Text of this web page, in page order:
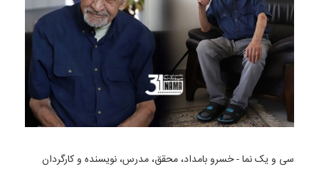
سی و یک نما - خسرو بامداد، محقق، مدرس، نویسنده و کارگردان